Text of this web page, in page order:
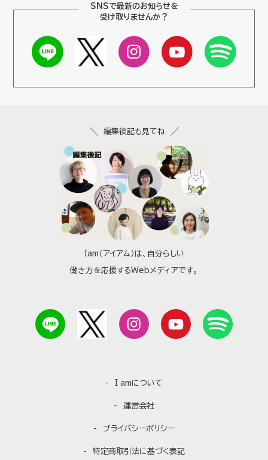
SNSで最新のお知らせを
受け取りませんか？
Iam（アイアム）は、自分らしい
働き方を応援するWebメディアです。
I amについて
運営会社
プライバシーポリシー
特定商取引法に基づく表記
編集後記も見てね